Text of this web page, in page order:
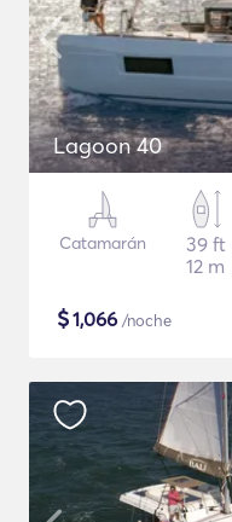
Lagoon 40
Catamarán
39 ft
12 m
$1,066 /noche